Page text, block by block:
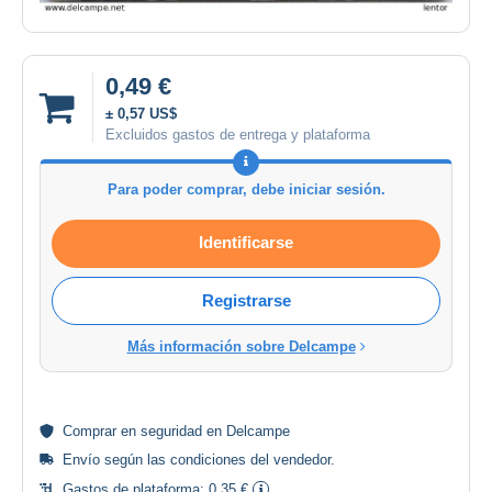
0,49 €
± 0,57 US$
Excluidos gastos de entrega y plataforma
Para poder comprar, debe iniciar sesión.
Identificarse
Registrarse
Más información sobre Delcampe
Comprar en seguridad en Delcampe
Envío según las condiciones del vendedor.